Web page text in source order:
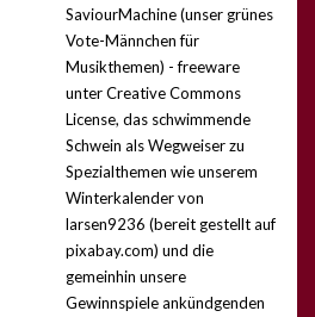
SaviourMachine (unser grünes
Vote-Männchen für
Musikthemen) - freeware
unter Creative Commons
License, das schwimmende
Schwein als Wegweiser zu
Spezialthemen wie unserem
Winterkalender von
larsen9236 (bereit gestellt auf
pixabay.com) und die
gemeinhin unsere
Gewinnspiele ankündgenden